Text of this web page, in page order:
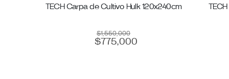
TECH Carpa de Cultivo Hulk 120x240cm
$1,550,000
$775,000